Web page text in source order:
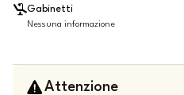
Gabinetti
Nessuna informazione
Attenzione